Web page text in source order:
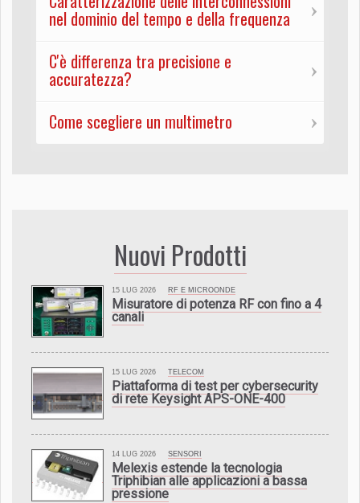
nel dominio del tempo e della frequenza
C'è differenza tra precisione e
accuratezza?
Come scegliere un multimetro
Nuovi Prodotti
15 LUG 2026 RF E MICROONDE
Misuratore di potenza RF con fino a 4
canali
15 LUG 2026 TELECOM
Piattaforma di test per cybersecurity
di rete Keysight APS-ONE-400
14 LUG 2026 SENSORI
Melexis estende la tecnologia
Triphibian alle applicazioni a bassa
pressione